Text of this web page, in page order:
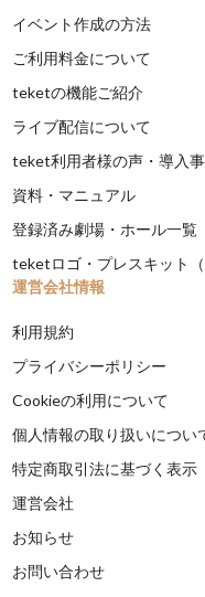
イベント作成の方法
ご利用料金について
teketの機能ご紹介
ライブ配信について
teket利用者様の声・導入
資料・マニュアル
登録済み劇場・ホール一覧
teketロゴ・プレスキット（
運営会社情報
利用規約
プライバシーポリシー
Cookieの利用について
個人情報の取り扱いについ
特定商取引法に基づく表示
運営会社
お知らせ
お問い合わせ